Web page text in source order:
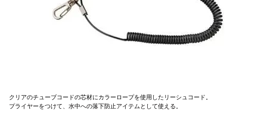
クリアのチューブコードの芯材にカラーロープを使用したリーシュコード。
プライヤーをつけて、水中への落下防止アイテムとして使える。